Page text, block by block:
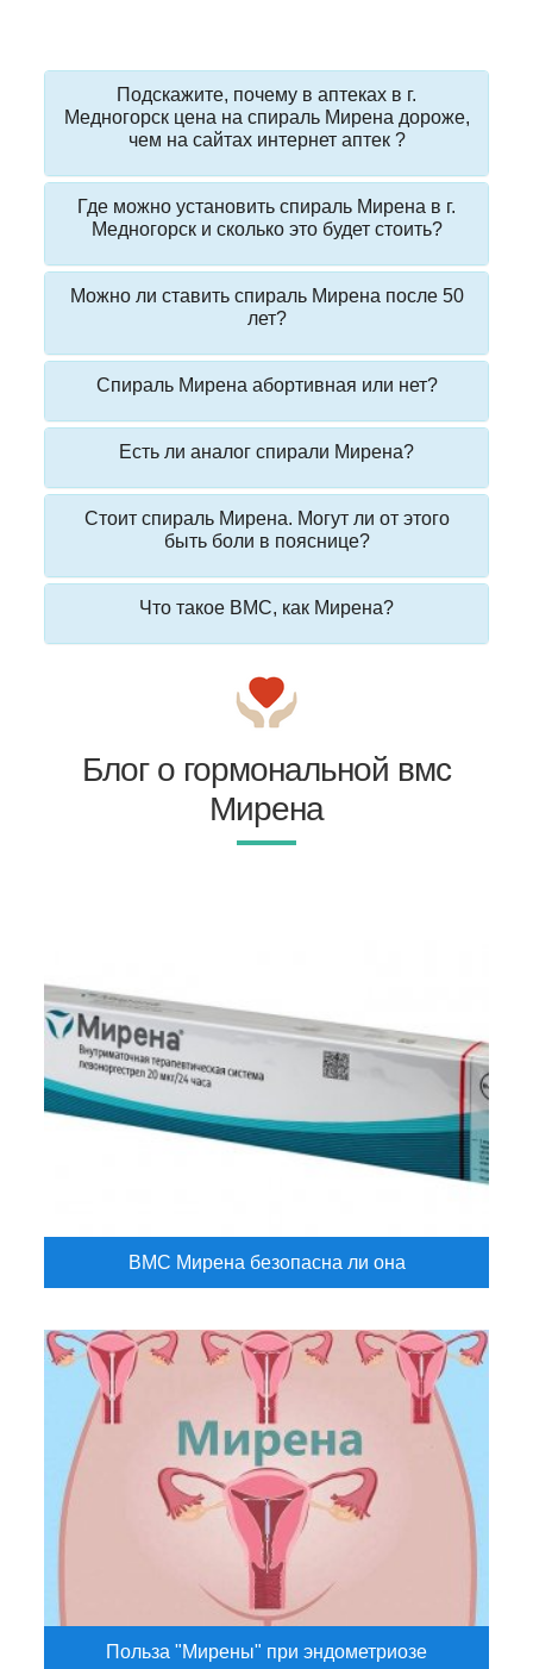
Подскажите, почему в аптеках в г.
Медногорск цена на спираль Мирена дороже,
чем на сайтах интернет аптек ?
Где можно установить спираль Мирена в г.
Медногорск и сколько это будет стоить?
Можно ли ставить спираль Мирена после 50
лет?
Спираль Мирена абортивная или нет?
Есть ли аналог спирали Мирена?
Стоит спираль Мирена. Могут ли от этого
быть боли в пояснице?
Что такое ВМС, как Мирена?
Блог о гормональной вмс
Мирена
ВМС Мирена безопасна ли она
Польза "Мирены" при эндометриозе